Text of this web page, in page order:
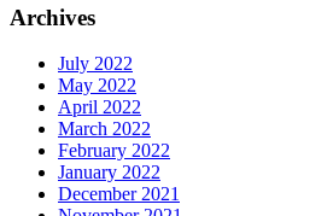
Archives
July 2022
May 2022
April 2022
March 2022
February 2022
January 2022
December 2021